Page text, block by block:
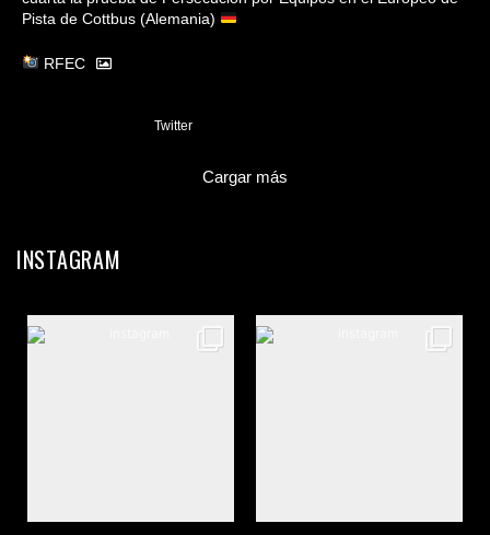
Pista de Cottbus (Alemania)
RFEC
Twitter
Cargar más
INSTAGRAM